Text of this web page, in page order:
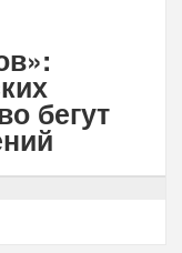
бегут